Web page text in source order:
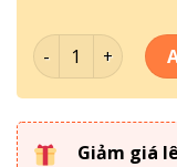
Tranh Theo
Giảm giá